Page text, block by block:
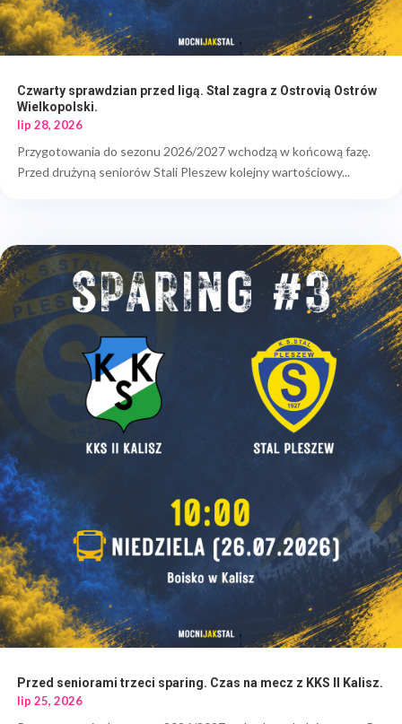
Czwarty sprawdzian przed ligą. Stal zagra z Ostrovią Ostrów
Wielkopolski.
lip 28, 2026
Przygotowania do sezonu 2026/2027 wchodzą w końcową fazę.
Przed drużyną seniorów Stali Pleszew kolejny wartościowy...
Przed seniorami trzeci sparing. Czas na mecz z KKS II Kalisz.
lip 25, 2026